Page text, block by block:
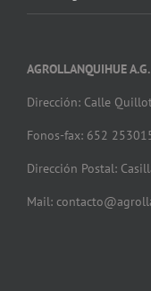
AGROLLANQUIHUE A.G.
Dirección: Calle
Fonos-fax: 652
Dirección Postal:
Mail: